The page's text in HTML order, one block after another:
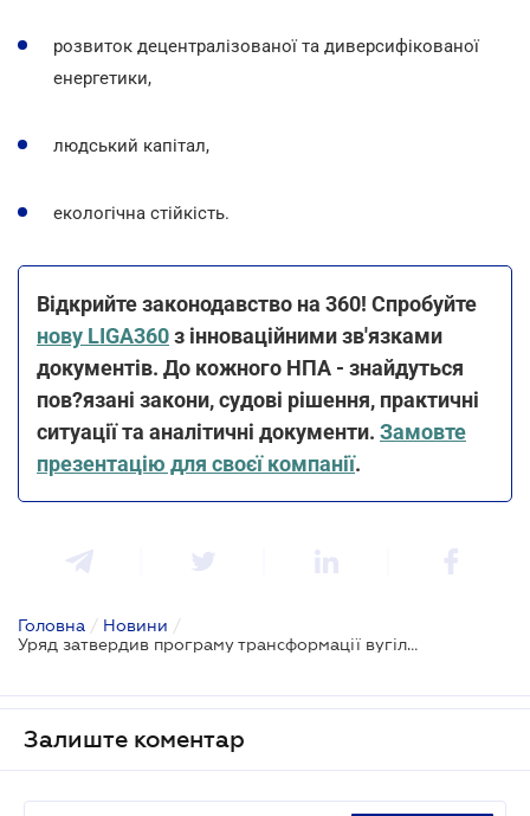
розвиток децентралізованої та диверсифікованої
енергетики,
людський капітал,
екологічна стійкість.
Відкрийте законодавство на 360! Спробуйте
нову LIGA360з інноваційними зв'язками
документів. До кожного НПА - знайдуться
пов?язані закони, судові рішення, практичні
ситуації та аналітичні документи. Замовте
презентацію для своєї компанії.
Головна / Новини /
Уряд затвердив програму трансформації вугільних регіонів
Залиште коментар